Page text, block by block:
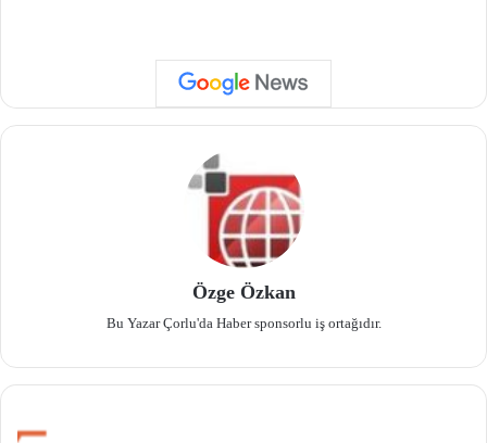
Özge Özkan
Bu Yazar Çorlu'da Haber sponsorlu iş ortağıdır.